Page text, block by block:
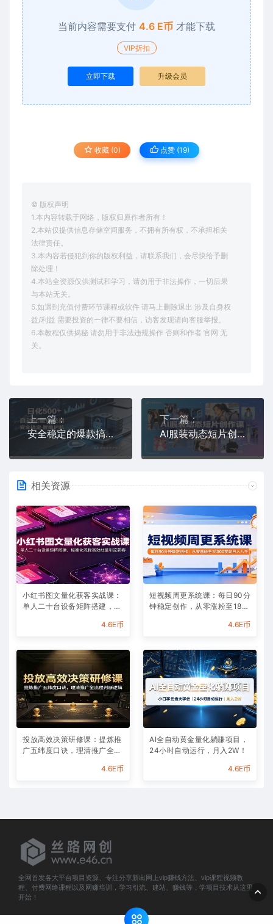
当前内容需要支付 4.6 E币 才能下载
VIP折扣
立即下载 升级会员
收藏 (0) 点赞 (19)
© 版权声明
1.本内容转载于网络，版权归原作者所有！
2.本站仅提供信息存储空间服务，不拥有所有权，不承担相关
法律责任。
3.本内容若侵犯到你的版权利益，请联系我们，会尽快给予删
除处理！
4.本站全资源仅供测试和学习，请勿用于非法操作，一切后果
与本站无关。
5.如遇到充值付费环节课程或软件 请马上删除退出 涉及自身权
益/利益 需要投资的一律不要相信，访客发现请向客服举报。
6.本教程仅供揭秘 请勿用于非法违规操作 否则和作者 官网 无
关。
上一篇：
安全稳定的爆款搞米赛道，一天500+轻松转化，当日即可变现
下一篇：
AI服装动态短片创作课：依托产品详情与穿搭原图，巧用抖音智能成片一键生成带货短视频
相关资源
小红书图文量化获客实战课：
单人二十台设备矩阵搭建，标
4.6E币
短视频周更系统课：每日90分
钟稳定创作，从零涨粉至180
4.6E币
投放高效决策研修课：提炼推
广五纬度口诀，理清推广全流
4.6E币
AI全自动黄金量化躺賺项目，
24小时自动运行，月入2W！
4.6E币
全网首发各大平台项目资源、专注分享新出网上vip赚钱方法、vip课程视频教
程、付费网络课程以及网赚培训，学习引流、建站、赚钱等，学项目技术从这里
开始！